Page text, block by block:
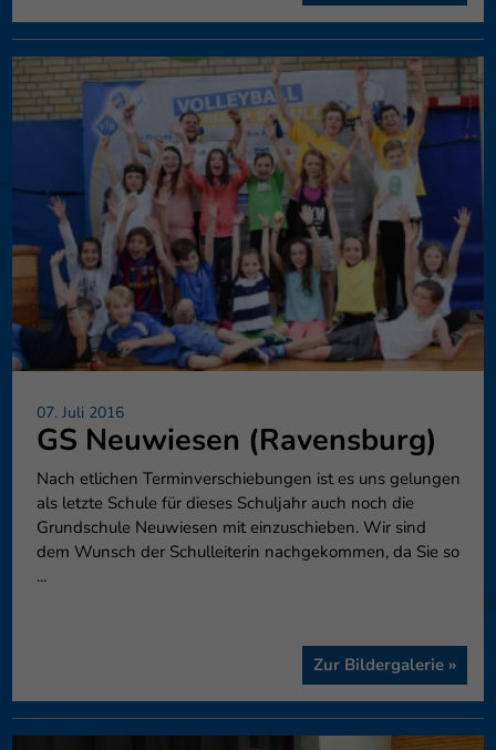
07. Juli 2016
GS Neuwiesen (Ravensburg)
Nach etlichen Terminverschiebungen ist es uns gelungen
als letzte Schule für dieses Schuljahr auch noch die
Grundschule Neuwiesen mit einzuschieben. Wir sind
dem Wunsch der Schulleiterin nachgekommen, da Sie so
...
Zur Bildergalerie »